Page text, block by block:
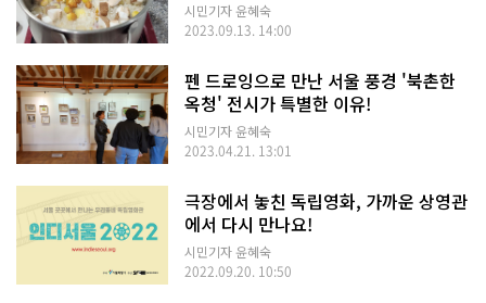
시민기자 윤혜숙
2023.09.13. 14:00
펜 드로잉으로 만난 서울 풍경 '북촌한
옥청' 전시가 특별한 이유!
시민기자 윤혜숙
2023.04.21. 13:01
극장에서 놓친 독립영화, 가까운 상영관
에서 다시 만나요!
시민기자 윤혜숙
2022.09.20. 10:50